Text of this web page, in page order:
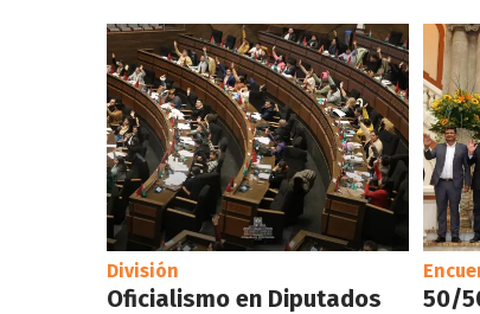
División
Oficialismo en Diputados
50/